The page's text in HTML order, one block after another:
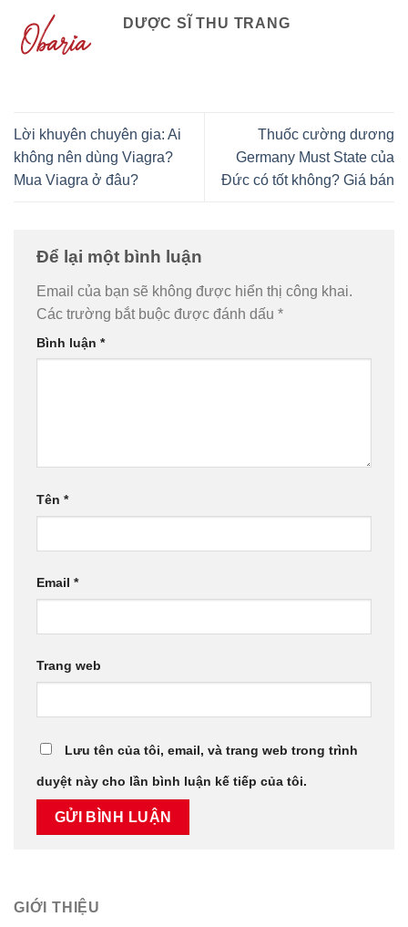
DƯỢC SĨ THU TRANG
Lời khuyên chuyên gia: Ai
không nên dùng Viagra?
Mua Viagra ở đâu?
Thuốc cường dương
Germany Must State của
Đức có tốt không? Giá bán
Để lại một bình luận
Email của bạn sẽ không được hiển thị công khai.
Các trường bắt buộc được đánh dấu *
Bình luận *
Tên *
Email *
Trang web
Lưu tên của tôi, email, và trang web trong trình
duyệt này cho lần bình luận kế tiếp của tôi.
GIỚI THIỆU